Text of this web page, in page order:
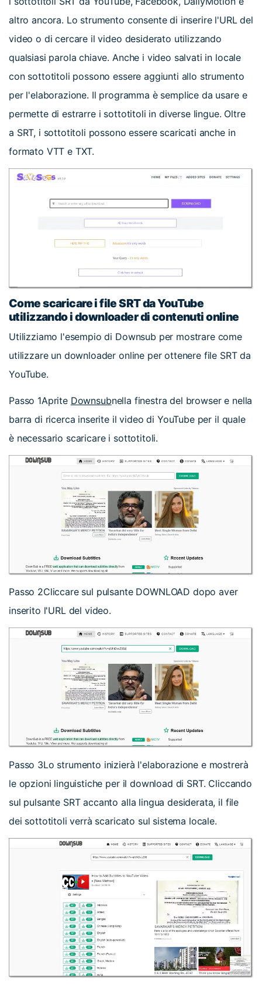
altro ancora. Lo strumento consente di inserire l'URL del
video o di cercare il video desiderato utilizzando
qualsiasi parola chiave. Anche i video salvati in locale
con sottotitoli possono essere aggiunti allo strumento
per l'elaborazione. Il programma è semplice da usare e
permette di estrarre i sottotitoli in diverse lingue. Oltre
a SRT, i sottotitoli possono essere scaricati anche in
formato VTT e TXT.
Come scaricare i file SRT da YouTube
utilizzando i downloader di contenuti online
Utilizziamo l'esempio di Downsub per mostrare come
utilizzare un downloader online per ottenere file SRT da
YouTube.
Passo 1Aprite Downsubnella finestra del browser e nella
barra di ricerca inserite il video di YouTube per il quale
è necessario scaricare i sottotitoli.
Passo 2Cliccare sul pulsante DOWNLOAD dopo aver
inserito l'URL del video.
Passo 3Lo strumento inizierà l'elaborazione e mostrerà
le opzioni linguistiche per il download di SRT. Cliccando
sul pulsante SRT accanto alla lingua desiderata, il file
dei sottotitoli verrà scaricato sul sistema locale.